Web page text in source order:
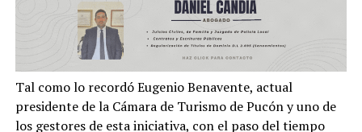
Tal como lo recordó Eugenio Benavente, actual
presidente de la Cámara de Turismo de Pucón y uno de
los gestores de esta iniciativa, con el paso del tiempo